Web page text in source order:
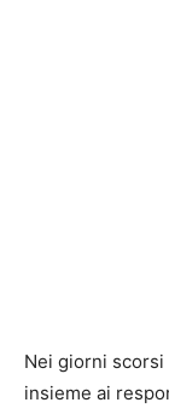
Nei giorni scorsi
insieme ai